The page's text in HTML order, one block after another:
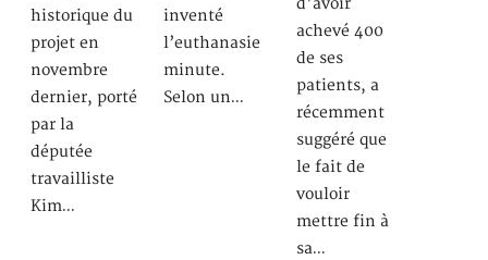
historique du
projet en
novembre
dernier, porté
par la
députée
travailliste
Kim…
inventé
l’euthanasie
minute.
Selon un…
d'avoir
achevé 400
de ses
patients, a
récemment
suggéré que
le fait de
vouloir
mettre fin à
sa…